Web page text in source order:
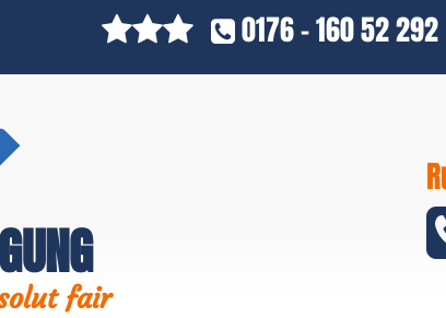
0176 - 160 52 292
fair